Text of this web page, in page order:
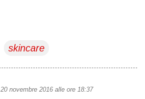
skincare
20 novembre 2016 alle ore 18:37